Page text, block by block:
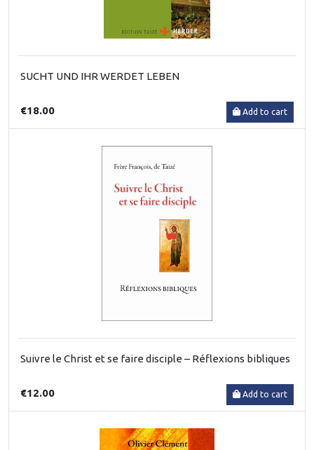
SUCHT UND IHR WERDET LEBEN
€18.00 Add to cart
Suivre le Christ et se faire disciple – Réflexions bibliques
€12.00 Add to cart